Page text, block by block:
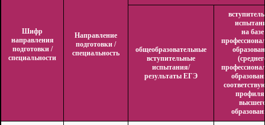
Шифр
направления
подготовки /
специальности
Направление
подготовки /
специальность
общеобразовательные
вступительные
испытания/
результаты ЕГЭ
на базе